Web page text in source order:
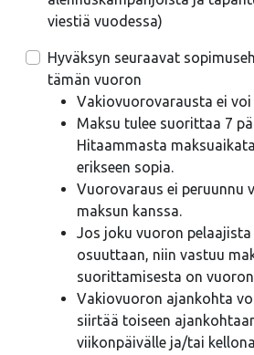
viestiä vuodessa)
Hyväksyn seuraavat
tämän vuoron
Vakiovuorovarausta ei voi
Maksu tulee suorittaa 7
Hitaammasta
erikseen sopia.
Vuorovaraus ei peruunnu
maksun kanssa.
Jos joku vuoron pelaajista
osuuttaan, niin vastuu
suorittamisesta on
Vakiovuoron ajankohta
siirtää toiseen
viikonpäivälle ja/tai